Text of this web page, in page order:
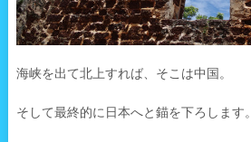
海峡を出て北上すれば、そこは中国。
そして最終的に日本へと錨を下ろします。